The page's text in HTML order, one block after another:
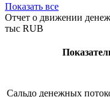
Показать все
Отчет о движении
тыс RUB
Сальдо денежных